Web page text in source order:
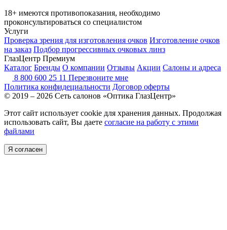
18+ имеются противопоказания, необходимо
проконсультироваться со специалистом
Услуги
Проверка зрения для изготовления очков Изготовление очков
на заказ Подбор прогрессивных очковых линз
ГлазЦентр Премиум
Каталог Бренды О компании Отзывы Акции Салоны и адреса
8 800 600 25 11 Перезвоните мне
Политика конфидециальности Договор оферты
© 2019 – 2026 Сеть салонов «Оптика ГлазЦентр»
Этот сайт использует cookie для хранения данных. Продолжая
использовать сайт, Вы даете согласие на работу с этими
файлами
Я согласен